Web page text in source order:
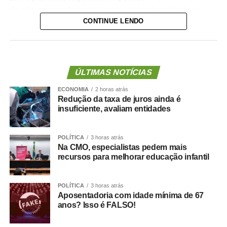
organização da assistência hospitalar. Sozinho, o HMC
de pacientes e desafogar as UPAs.
destacou que os resultados refletem o fortalecimento da
rede pública de saúde.
“Os números demonstram que o Hospital Municipal de
nossa rede de urgência e emergência. Ser responsável
por praticamente metade das transferências das UPAs
significa garantir acesso mais rápido à internação,
desafogar as unidades de pronto atendimento e oferecer
um cuidado mais resolutivo à população. Nosso
compromisso é continuar fortalecendo a rede municipal
com planejamento, investimentos e ampliação da
CONTINUE LENDO
ÚLTIMAS NOTÍCIAS
ECONOMIA 2 horas atrás
Redução da taxa de juros ainda é
insuficiente, avaliam entidades
POLÍTICA 3 horas atrás
Na CMO, especialistas pedem mais
recursos para melhorar educação infantil
POLÍTICA 3 horas atrás
Aposentadoria com idade mínima de 67
anos? Isso é FALSO!